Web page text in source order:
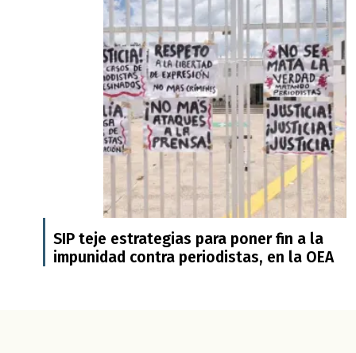
SIP teje estrategias para poner fin a la
impunidad contra periodistas, en la OEA